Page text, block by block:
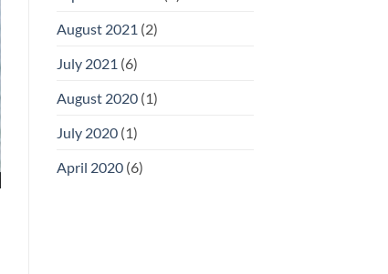
August 2021 (2)
July 2021 (6)
August 2020(1)
July 2020(1)
April 2020(6)